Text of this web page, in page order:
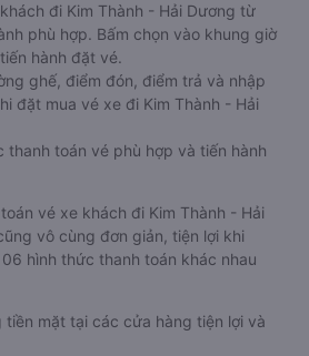
đi Kim Thành - Hải Dương từ
phù hợp. Bấm chọn vào khung giờ
hành đặt vé.
ghế, điểm đón, điểm trả và nhập
đặt mua vé xe đi Kim Thành - Hải
thanh toán vé phù hợp và tiến hành
vé xe khách đi Kim Thành - Hải
vô cùng đơn giản, tiện lợi khi
hình thức thanh toán khác nhau
tiền mặt tại các cửa hàng tiện lợi và